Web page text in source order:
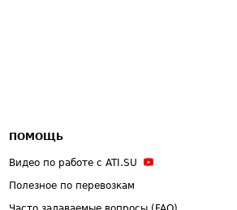
ПОМОЩЬ
Видео по работе с ATI.SU
Полезное по перевозкам